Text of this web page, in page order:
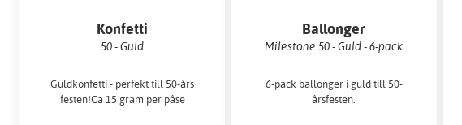
Konfetti
50 - Guld
Guldkonfetti - perfekt till 50-års
festen!Ca 15 gram per påse
Ballonger
Milestone 50 - Guld - 6-pack
6-pack ballonger i guld till 50-
årsfesten.